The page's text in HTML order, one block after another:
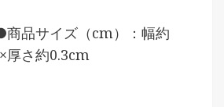
商品サイズ（cm）：幅約
厚さ約0.3cm